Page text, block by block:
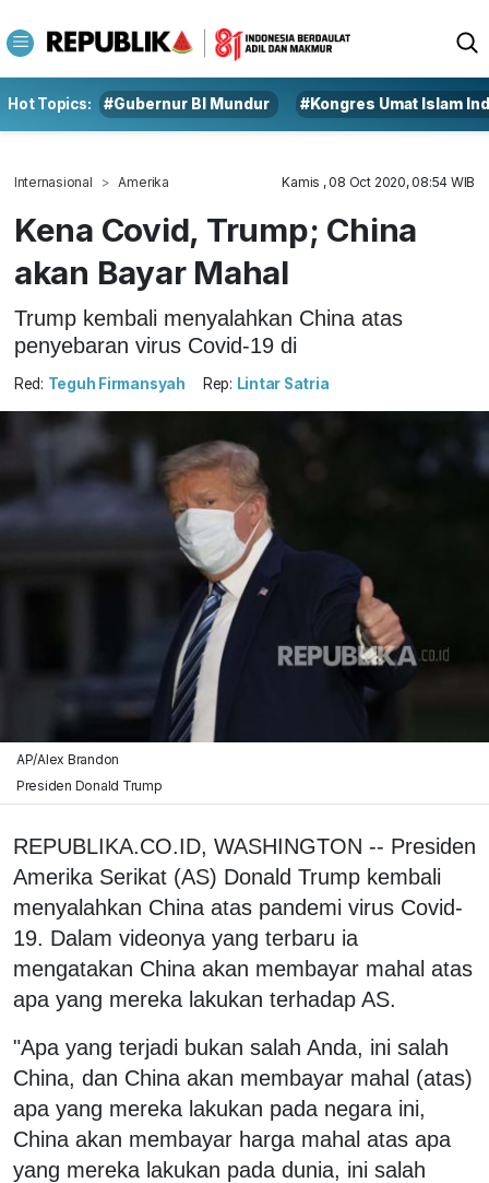
Hot Topics: #Gubernur BI Mundur #Kongres Umat Islam
Internasional Amerika Kamis , 08 Oct 2020, 08:54 WIB
Kena Covid, Trump; China
akan Bayar Mahal
Trump kembali menyalahkan China atas
penyebaran virus Covid-19 di
Red: Teguh Firmansyah Rep: Lintar Satria
AP/Alex Brandon
Presiden Donald Trump
REPUBLIKA.CO.ID, WASHINGTON -- Presiden
Amerika Serikat (AS) Donald Trump kembali
menyalahkan China atas pandemi virus Covid-
19. Dalam videonya yang terbaru ia
mengatakan China akan membayar mahal atas
apa yang mereka lakukan terhadap AS.
"Apa yang terjadi bukan salah Anda, ini salah
China, dan China akan membayar mahal (atas)
apa yang mereka lakukan pada negara ini,
China akan membayar harga mahal atas apa
yang mereka lakukan pada dunia, ini salah